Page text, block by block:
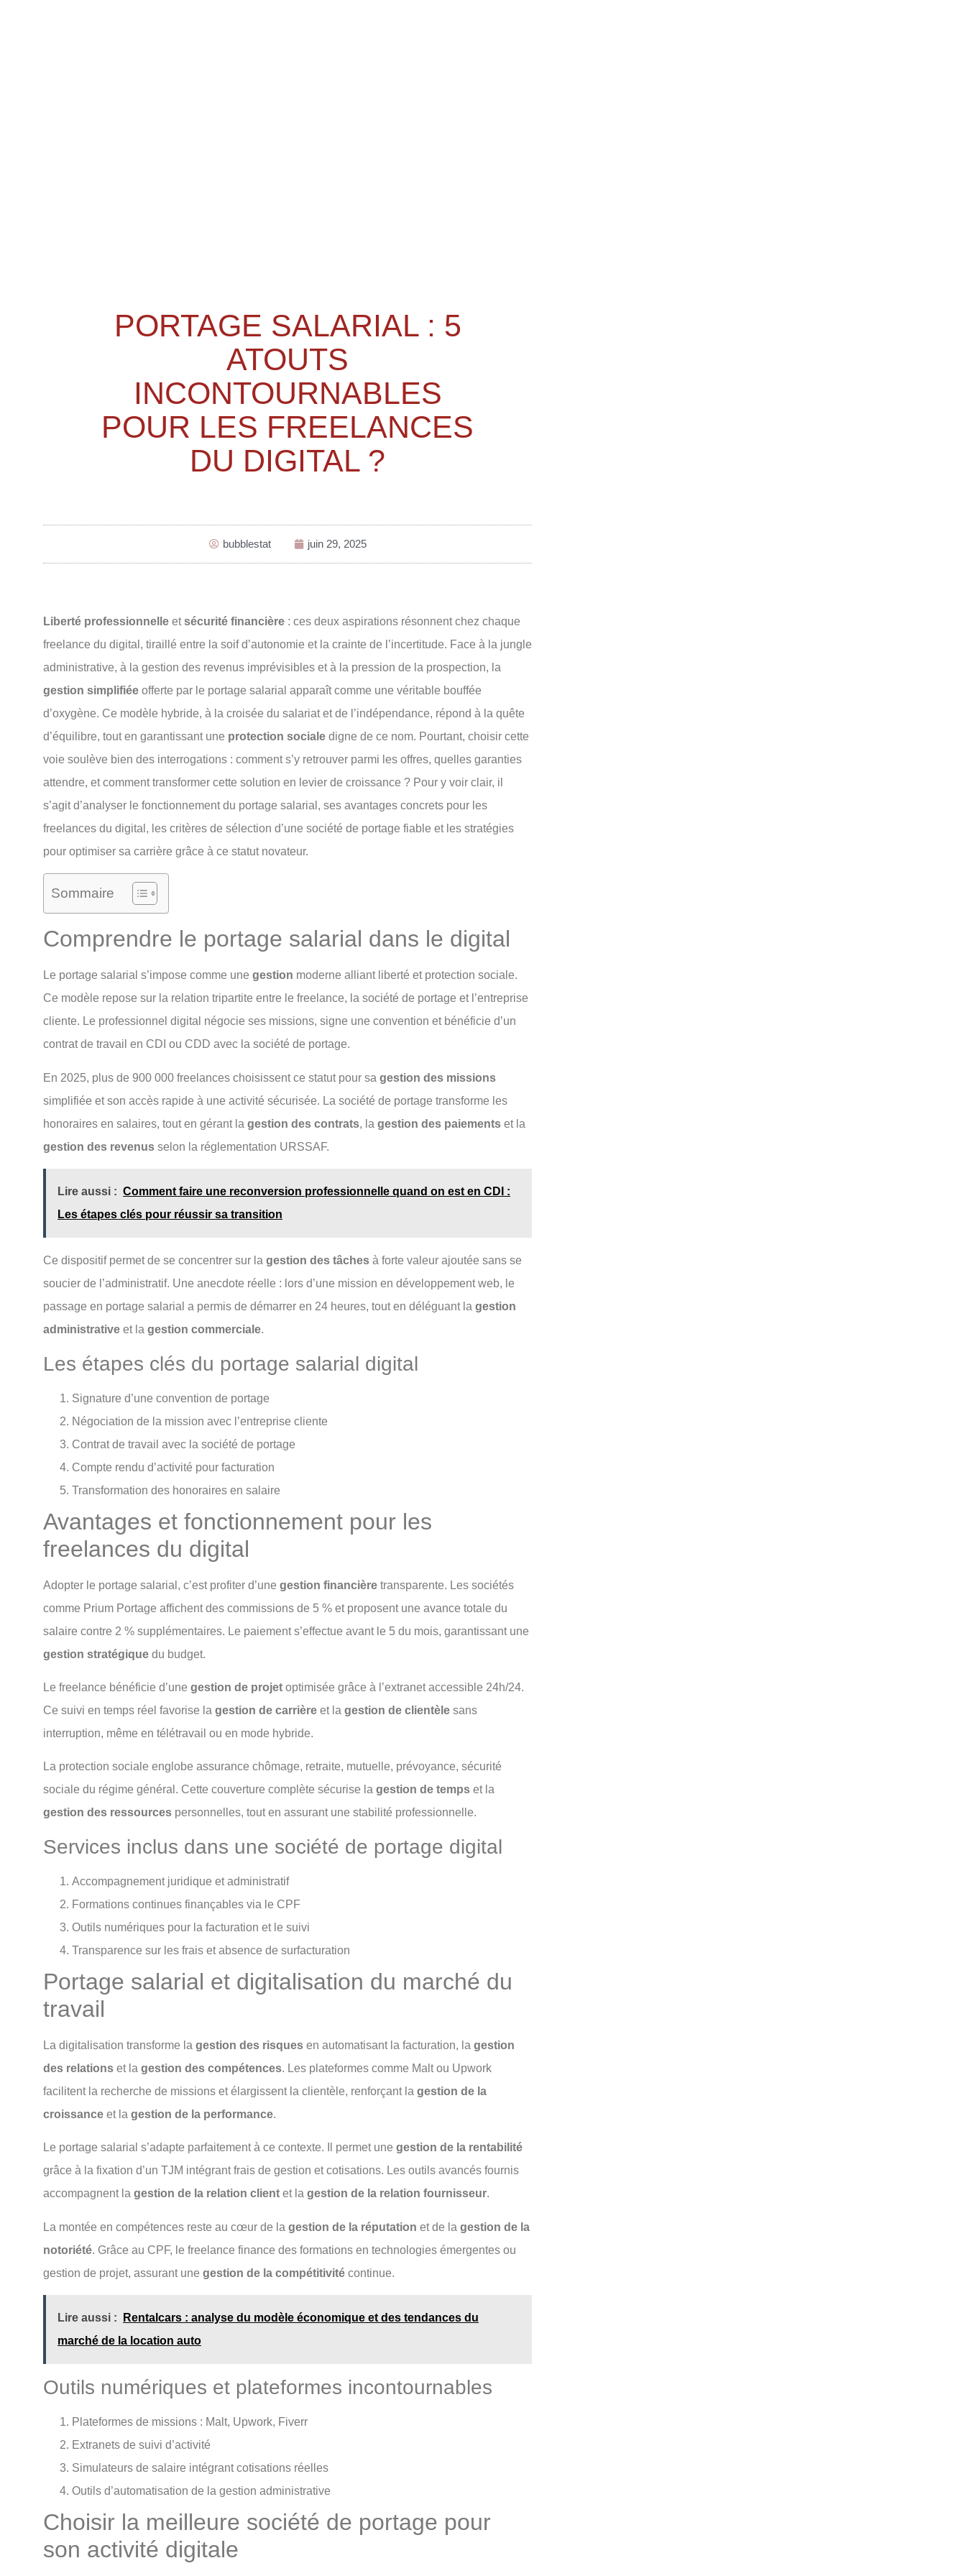
PORTAGE SALARIAL : 5
ATOUTS
INCONTOURNABLES
POUR LES FREELANCES
DU DIGITAL ?
bubblestat juin 29, 2025
Liberté professionnelle etsécurité financière : ces deux aspirations résonnent chez chaque
freelance du digital, tiraillé entre la soif d’autonomie et la crainte de l’incertitude. Face à la jungle
administrative, à la gestion des revenus imprévisibles et à la pression de la prospection, la
gestion simplifiée offerte par le portage salarial apparaît comme une véritable bouffée
d’oxygène. Ce modèle hybride, à la croisée du salariat et de l’indépendance, répond à la quête
d’équilibre, tout en garantissant une protection sociale digne de ce nom. Pourtant, choisir cette
voie soulève bien des interrogations : comment s’y retrouver parmi les offres, quelles garanties
attendre, et comment transformer cette solution en levier de croissance ? Pour y voir clair, il
s’agit d’analyser le fonctionnement du portage salarial, ses avantages concrets pour les
freelances du digital, les critères de sélection d’une société de portage fiable et les stratégies
pour optimiser sa carrière grâce à ce statut novateur.
Sommaire
Comprendre le portage salarial dans le digital
Le portage salarial s’impose comme une gestion moderne alliant liberté et protection sociale.
Ce modèle repose sur la relation tripartite entre le freelance, la société de portage et l’entreprise
cliente. Le professionnel digital négocie ses missions, signe une convention et bénéficie d’un
contrat de travail en CDI ou CDD avec la société de portage.
En 2025, plus de 900 000 freelances choisissent ce statut pour sa gestion des missions
simplifiée et son accès rapide à une activité sécurisée. La société de portage transforme les
honoraires en salaires, tout en gérant la gestion des contrats, la gestion des paiements et la
gestion des revenus selon la réglementation URSSAF.
Lire aussi : Comment faire une reconversion professionnelle quand on est en CDI :
Les étapes clés pour réussir sa transition
Ce dispositif permet de se concentrer sur la gestion des tâches à forte valeur ajoutée sans se
soucier de l’administratif. Une anecdote réelle : lors d’une mission en développement web, le
passage en portage salarial a permis de démarrer en 24 heures, tout en déléguant la gestion
administrative et la gestion commerciale.
Les étapes clés du portage salarial digital
Signature d’une convention de portage
Négociation de la mission avec l’entreprise cliente
Contrat de travail avec la société de portage
Compte rendu d’activité pour facturation
Transformation des honoraires en salaire
Avantages et fonctionnement pour les
freelances du digital
Adopter le portage salarial, c’est profiter d’une gestion financière transparente. Les sociétés
comme Prium Portage affichent des commissions de 5 % et proposent une avance totale du
salaire contre 2 % supplémentaires. Le paiement s’effectue avant le 5 du mois, garantissant une
gestion stratégique du budget.
Le freelance bénéficie d’une gestion de projet optimisée grâce à l’extranet accessible 24h/24.
Ce suivi en temps réel favorise la gestion de carrière et la gestion de clientèle sans
interruption, même en télétravail ou en mode hybride.
La protection sociale englobe assurance chômage, retraite, mutuelle, prévoyance, sécurité
sociale du régime général. Cette couverture complète sécurise la gestion de temps et la
gestion des ressources personnelles, tout en assurant une stabilité professionnelle.
Services inclus dans une société de portage digital
Accompagnement juridique et administratif
Formations continues finançables via le CPF
Outils numériques pour la facturation et le suivi
Transparence sur les frais et absence de surfacturation
Portage salarial et digitalisation du marché du
travail
La digitalisation transforme la gestion des risques en automatisant la facturation, la gestion
des relations et la gestion des compétences. Les plateformes comme Malt ou Upwork
facilitent la recherche de missions et élargissent la clientèle, renforçant la gestion de la
croissance et la gestion de la performance.
Le portage salarial s’adapte parfaitement à ce contexte. Il permet une gestion de la rentabilité
grâce à la fixation d’un TJM intégrant frais de gestion et cotisations. Les outils avancés fournis
accompagnent la gestion de la relation client et la gestion de la relation fournisseur.
La montée en compétences reste au cœur de la gestion de la réputation et de la gestion de la
notoriété. Grâce au CPF, le freelance finance des formations en technologies émergentes ou
gestion de projet, assurant une gestion de la compétitivité continue.
Lire aussi :
Rentalcars : analyse du modèle économique et des tendances du
marché de la location auto
Outils numériques et plateformes incontournables
Plateformes de missions : Malt, Upwork, Fiverr
Extranets de suivi d’activité
Simulateurs de salaire intégrant cotisations réelles
Outils d’automatisation de la gestion administrative
Choisir la meilleure société de portage pour
son activité digitale